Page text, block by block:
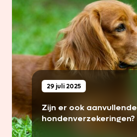
29 juli 2025
Zijn er ook aanvullende
hondenverzekeringen?